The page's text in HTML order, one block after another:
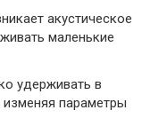
акустическое
маленькие
удерживать в
параметры